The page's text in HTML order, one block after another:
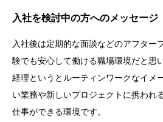
入社を検討中の方へのメッセージ
入社後は定期的な面談などのアフター
験でも安心して働ける職場環境だと思
経理というとルーティンワークなイメ
い業務や新しいプロジェクトに携われ
仕事ができる環境です。